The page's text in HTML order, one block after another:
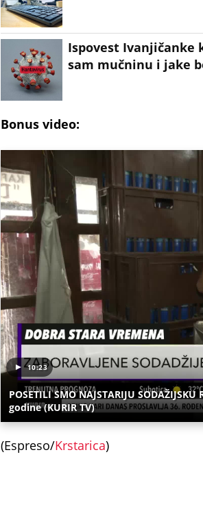
Ispovest Ivanjičanke
sam mučninu i jake
Bonus video:
10:23
POSETILI SMO NAJSTARIJU
godine (KURIR TV)
(Espreso/Krstarica)